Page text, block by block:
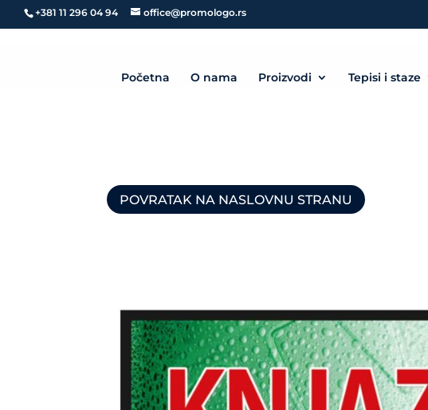
+381 11 296 04 94 office@promologo.rs
Početna O nama Proizvodi Tepisi i staze
POVRATAK NA NASLOVNU STRANU